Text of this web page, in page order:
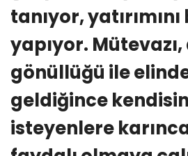
tanıyor,
yapıyor.
gönüllüğü ile
geldiğince
isteyenlere